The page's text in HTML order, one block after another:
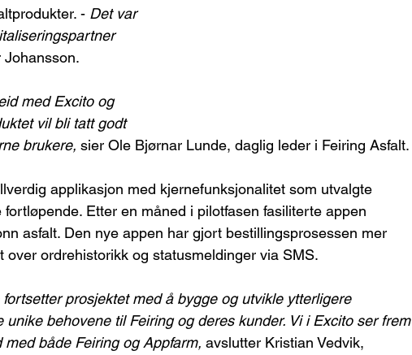
- Det var
Johansson.
med Excito og
vil bli tatt godt
brukere, sier Ole Bjørnar Lunde, daglig leder i Feiring Asfalt.
applikasjon med kjernefunksjonalitet som utvalgte
Etter en måned i pilotfasen fasiliterte appen
asfalt. Den nye appen har gjort bestillingsprosessen mer
over ordrehistorikk og statusmeldinger via SMS.
prosjektet med å bygge og utvikle ytterligere
unike behovene til Feiring og deres kunder. Vi i Excito ser frem
både Feiring og Appfarm, avslutter Kristian Vedvik,